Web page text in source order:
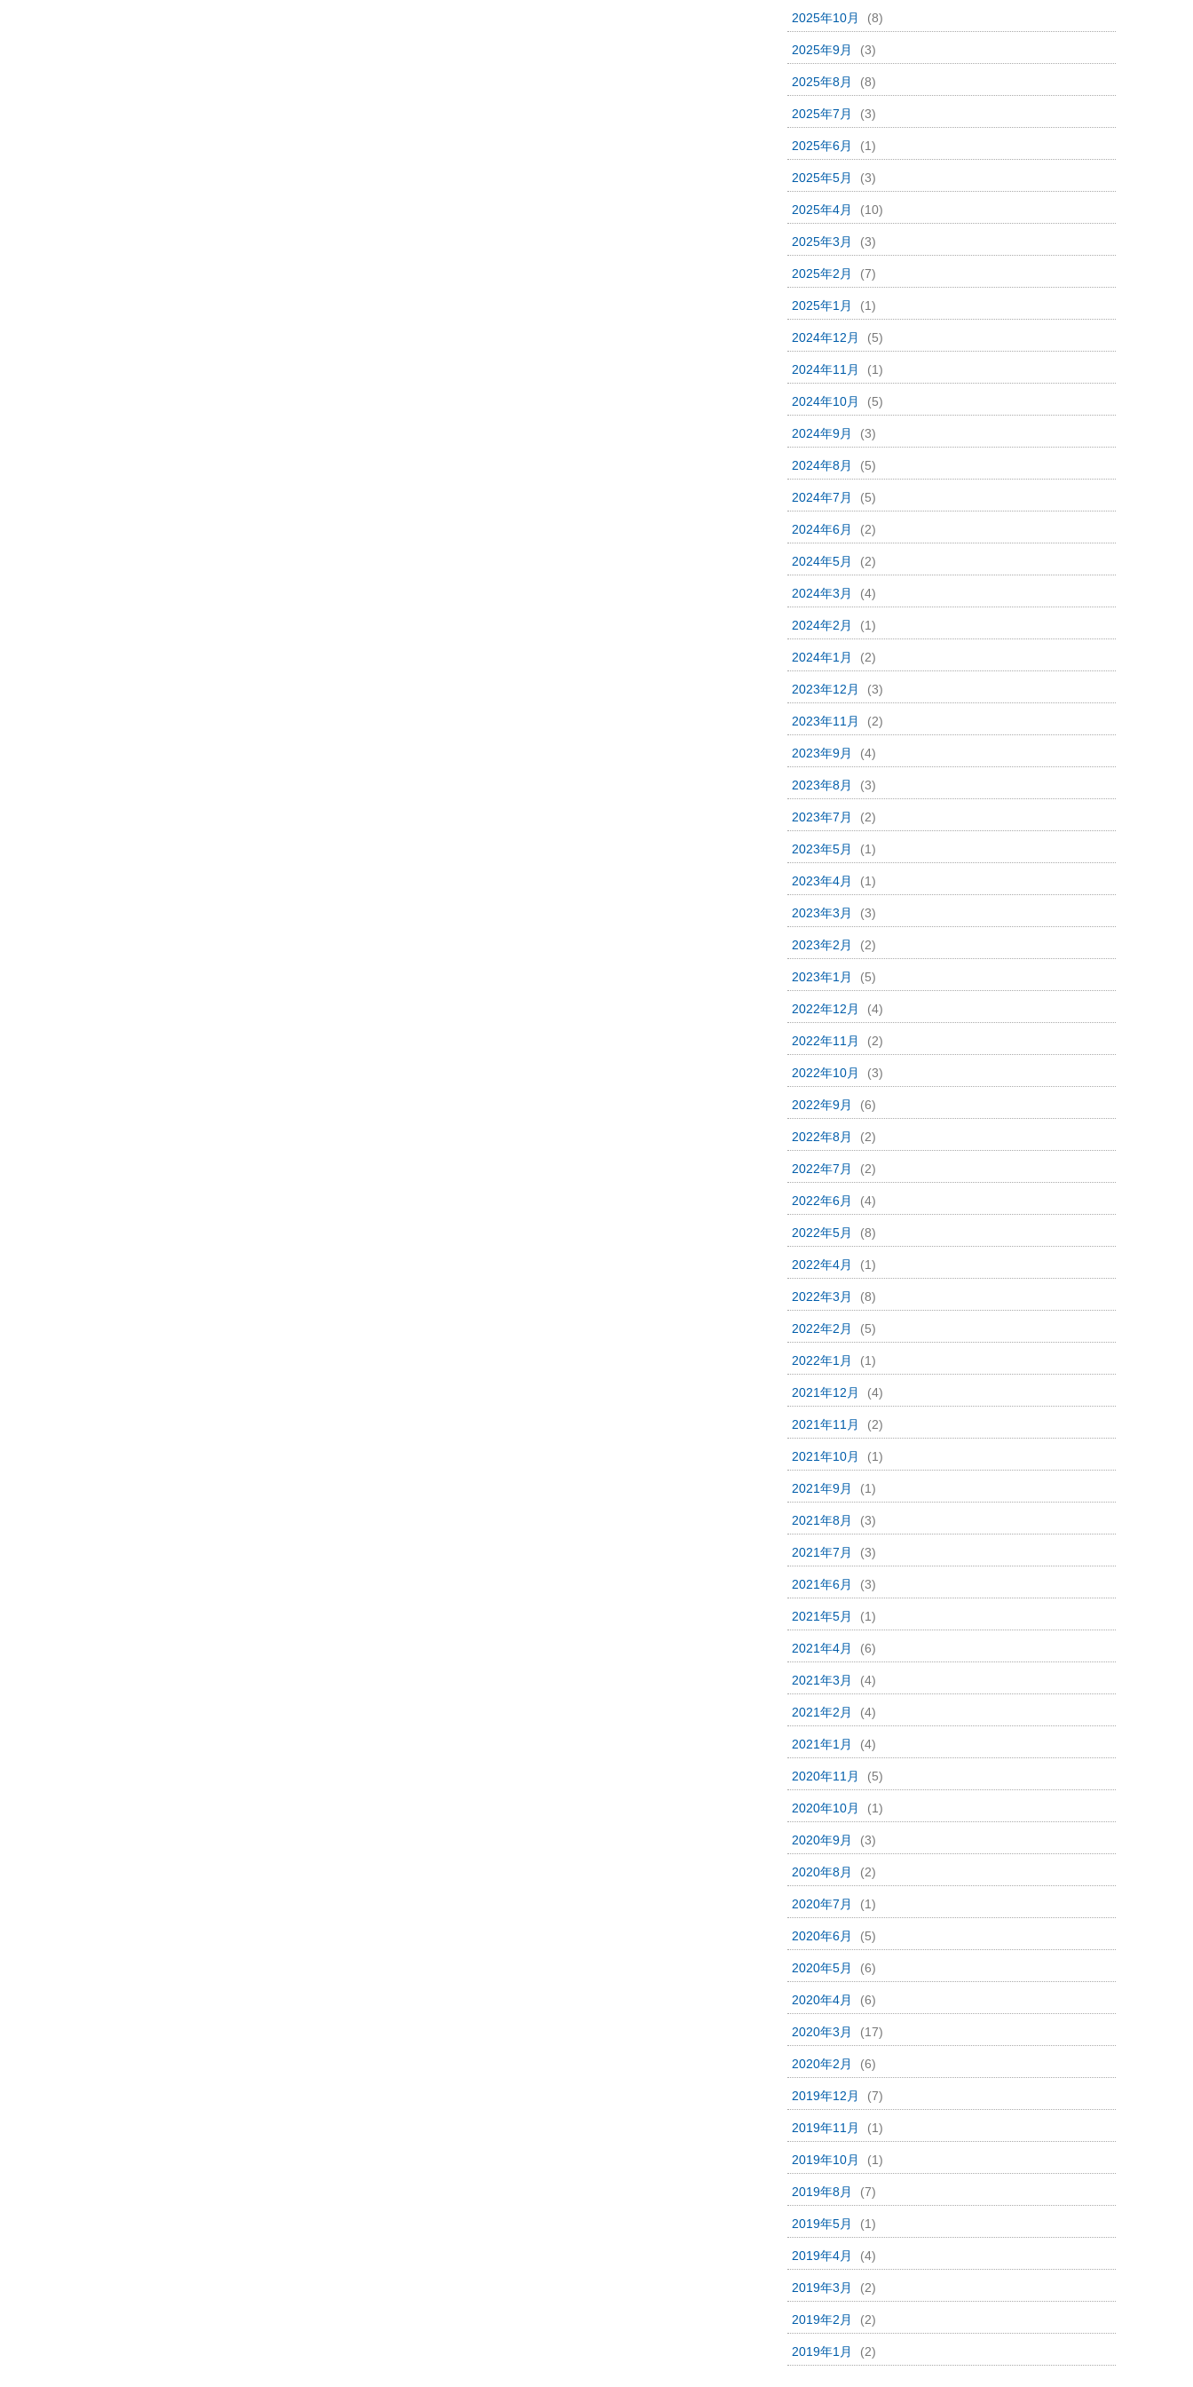
2025年10月 (8)
2025年9月 (3)
2025年8月 (8)
2025年7月 (3)
2025年6月 (1)
2025年5月 (3)
2025年4月 (10)
2025年3月 (3)
2025年2月 (7)
2025年1月 (1)
2024年12月 (5)
2024年11月 (1)
2024年10月 (5)
2024年9月 (3)
2024年8月 (5)
2024年7月 (5)
2024年6月 (2)
2024年5月 (2)
2024年3月 (4)
2024年2月 (1)
2024年1月 (2)
2023年12月 (3)
2023年11月 (2)
2023年9月 (4)
2023年8月 (3)
2023年7月 (2)
2023年5月 (1)
2023年4月 (1)
2023年3月 (3)
2023年2月 (2)
2023年1月 (5)
2022年12月 (4)
2022年11月 (2)
2022年10月 (3)
2022年9月 (6)
2022年8月 (2)
2022年7月 (2)
2022年6月 (4)
2022年5月 (8)
2022年4月 (1)
2022年3月 (8)
2022年2月 (5)
2022年1月 (1)
2021年12月 (4)
2021年11月 (2)
2021年10月 (1)
2021年9月 (1)
2021年8月 (3)
2021年7月 (3)
2021年6月 (3)
2021年5月 (1)
2021年4月 (6)
2021年3月 (4)
2021年2月 (4)
2021年1月 (4)
2020年11月 (5)
2020年10月 (1)
2020年9月 (3)
2020年8月 (2)
2020年7月 (1)
2020年6月 (5)
2020年5月 (6)
2020年4月 (6)
2020年3月 (17)
2020年2月 (6)
2019年12月 (7)
2019年11月 (1)
2019年10月 (1)
2019年8月 (7)
2019年5月 (1)
2019年4月 (4)
2019年3月 (2)
2019年2月 (2)
2019年1月 (2)